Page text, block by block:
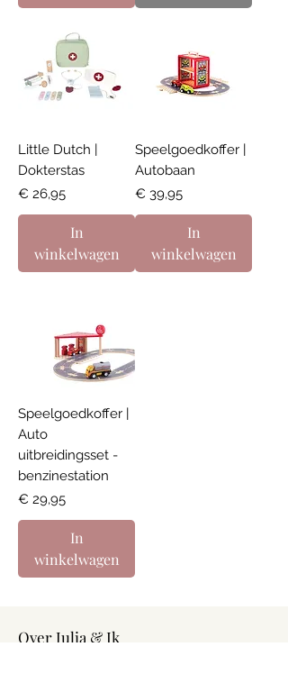
Little Dutch |
Dokterstas
Prijs
€ 26,95
In
winkelwagen
Speelgoedkoffer |
Autobaan
Prijs
€ 39,95
In
winkelwagen
Speelgoedkoffer |
Auto
uitbreidingsset -
benzinestation
Prijs
€ 29,95
In
winkelwagen
Over Julia & Ik